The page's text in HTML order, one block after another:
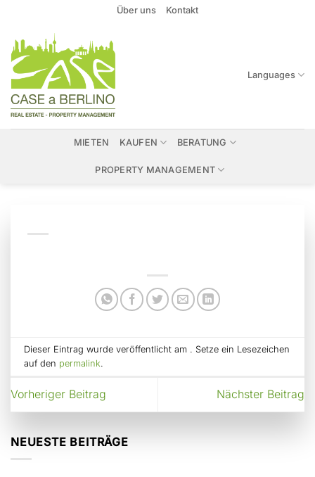
springen
Über uns Kontakt
Languages
MIETEN KAUFEN BERATUNG
PROPERTY MANAGEMENT
Dieser Eintrag wurde veröffentlicht am . Setze ein Lesezeichen
auf den permalink.
Vorheriger Beitrag Nächster Beitrag
NEUESTE BEITRÄGE